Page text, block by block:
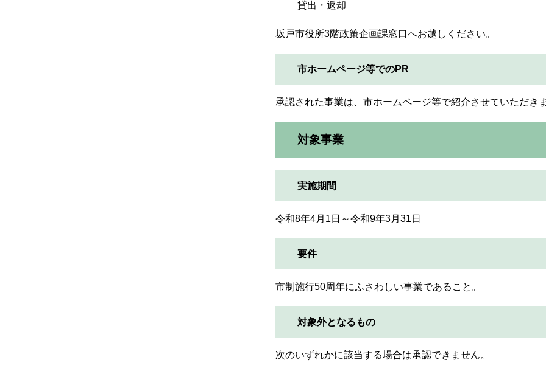
貸出・返却
坂戸市役所3階政策企画課窓口へお越しください。
市ホームページ等でのPR
承認された事業は、市ホームページ等で紹介させていただき
対象事業
実施期間
令和8年4月1日～令和9年3月31日
要件
市制施行50周年にふさわしい事業であること。
対象外となるもの
次のいずれかに該当する場合は承認できません。